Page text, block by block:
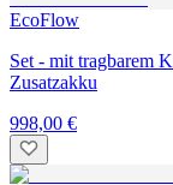
EcoFlow
Set - mit tragbarem
Zusatzakku
998,00 €